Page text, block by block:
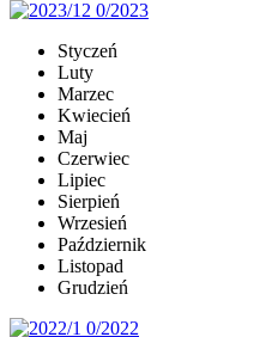
Styczeń
Luty
Marzec
Kwiecień
Maj
Czerwiec
Lipiec
Sierpień
Wrzesień
Październik
Listopad
Grudzień